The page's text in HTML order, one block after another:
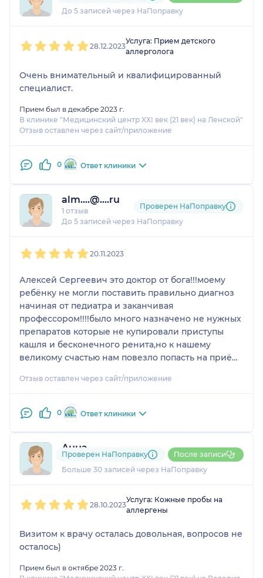
До 5 записей через НаПоправку
28.12.2023
Услуга: Прием детского
аллерголога
Очень внимательный и квалифицированный
специалист.
Прием был в декабре 2023 г.
В клинике "Медицинский центр XXI век (21 век) на Ленской"
Отзыв оставлен через сайт/приложение
0 Ответ клиники
alm....@....ru
1 отзыв
До 5 записей через НаПоправку
Проверен НаПоправку
20.11.2023
Алексей Сергеевич это доктор от бога!!!моему
ребёнку не могли поставить правильно диагноз
начиная от педиатра и заканчивая
профессором!!!!было много назначено не нужных
препаратов которые не купировали приступы
кашля и бесконечного ренита,но к нашему
великому счастью нам повезло попасть на приём
без ошибочно поставил диагноз и назначил
ему здоровья!!!!!очень ему благодарна 🙏🙏🙏
Отзыв оставлен через сайт/приложение
0 Ответ клиники
Анна
8 отзывов и4 оценки
Больше 30 записей через НаПоправку
Проверен НаПоправку После записи
28.10.2023
Услуга: Кожные пробы на
аллергены
Визитом к врачу осталась довольная, вопросов не
осталось)
Прием был в октябре 2023 г.